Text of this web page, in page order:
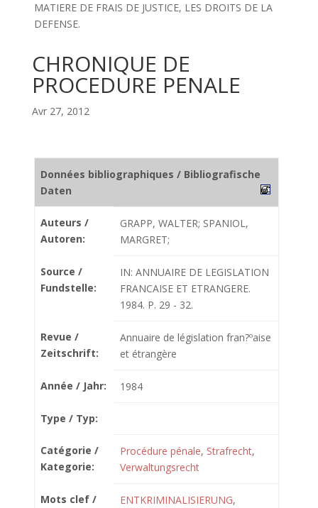
MATIERE DE FRAIS DE JUSTICE, LES DROITS DE LA
DEFENSE.
CHRONIQUE DE
PROCEDURE PENALE
Avr 27, 2012
Données bibliographiques / Bibliografische
Daten
Auteurs /
Autoren:
GRAPP, WALTER; SPANIOL,
MARGRET;
Source /
Fundstelle:
IN: ANNUAIRE DE LEGISLATION
FRANCAISE ET ETRANGERE.
1984. P. 29 - 32.
Revue /
Zeitschrift:
Annuaire de législation fran?ºaise
et étrangère
Année / Jahr: 1984
Type / Typ:
Catégorie /
Kategorie:
Procédure pénale, Strafrecht,
Verwaltungsrecht
Mots clef /
ENTKRIMINALISIERUNG,